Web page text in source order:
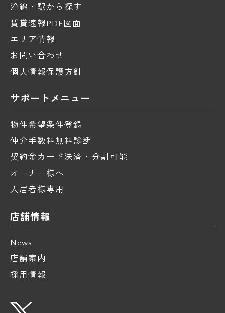
沿線・駅から探す
賃貸速報PDF図面
エリア情報
お問い合わせ
個人情報保護方針
サポートメニュー
物件希望条件登録
仲介手数料無料診断
契約金カード決済・分割可能
オーナー様へ
入居者様専用
店舗情報
News
店舗案内
採用情報